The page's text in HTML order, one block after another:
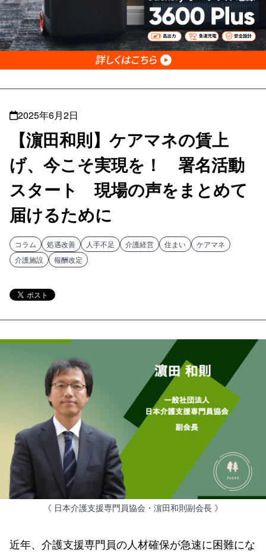
2025年6月2日
【濵田和則】ケアマネの賃上
げ、今こそ実現を！ 署名活動
スタート 現場の声をまとめて
届けるために
コラム 処遇改善 人手不足 介護経営 住まい
ケアマネ
介護施設
報酬改定
《 日本介護支援専門員協会・濵田和則副会長 》
近年、介護支援専門員の人材確保が急速に困難にな